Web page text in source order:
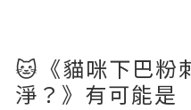
🐱《貓咪下巴粉
淨？》有可能是